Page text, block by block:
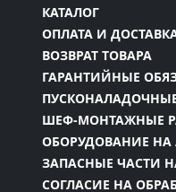
КАТАЛОГ
ОПЛАТА И
ВОЗВРАТ ТОВАРА
ГАРАНТИЙНЫЕ
ШЕФ-МОНТАЖНЫЕ
ОБОРУДОВАНИЕ НА
ЗАПАСНЫЕ ЧАСТИ
СОГЛАСИЕ НА